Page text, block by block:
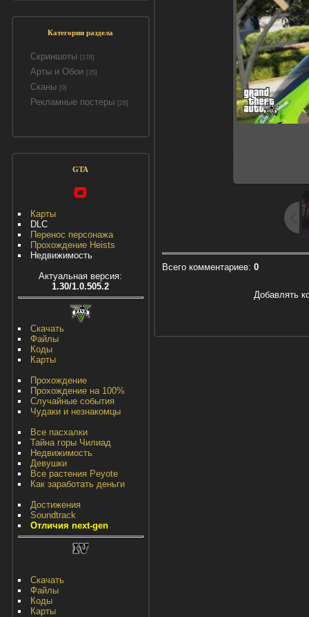
Категории раздела
Скриншоты [176]
Арты и Обои [35]
Сканы [0]
Рекламные постеры [26]
GTA
Карты
DLC
Перенос персонажа
Прохождение Heists
Недвижимость
Актуальная версия:
1.30/1.0.505.2
Скачать
Файлы
Коды
Карты
Прохождение
Прохождение на 100%
Случайные события
Чудаки и незнакомцы
Все пасхалки
Тайна горы Чилиад
Недвижимость
Девушки
Все растения Peyote
Как заработать деньги
Достижения
Soundtrack
Отличия next-gen
Скачать
Файлы
Коды
Карты
Всего комментариев: 0
Добавлять